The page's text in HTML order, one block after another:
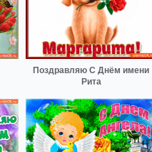
Поздравляю С Днём имени
Рита